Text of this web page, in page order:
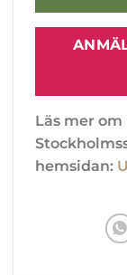
Läs mer
hemsidan: